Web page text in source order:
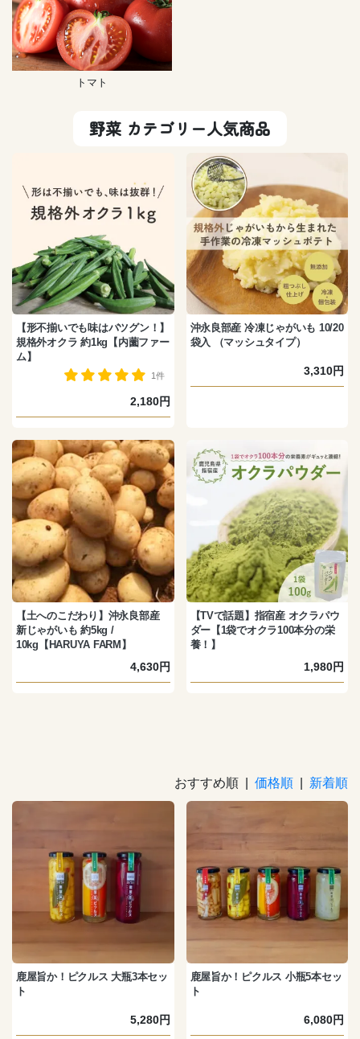
トマト
野菜 カテゴリー人気商品
【形不揃いでも味はバツグン！】
規格外オクラ 約1kg【内薗ファー
ム】
1件
2,180円
沖永良部産 冷凍じゃがいも 10/20
袋入 （マッシュタイプ）
3,310円
【土へのこだわり】沖永良部産
新じゃがいも 約5kg /
10kg【HARUYA FARM】
4,630円
【TVで話題】指宿産 オクラパウ
ダー【1袋でオクラ100本分の栄
養！】
1,980円
おすすめ順 | 価格順 新着順
鹿屋旨か！ピクルス 大瓶3本セッ
ト
5,280円
鹿屋旨か！ピクルス 小瓶5本セッ
ト
6,080円